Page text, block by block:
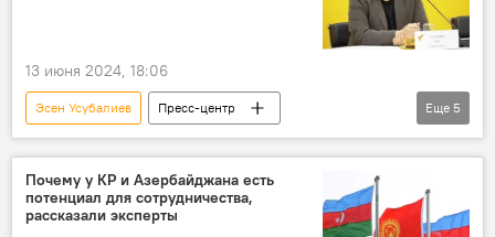
13 июня 2024, 18:06
Эсен Усубалиев
Пресс-центр
Центральная Азия
Россия
Китай
развитие
Еще 5
Почему у КР и Азербайджана есть
потенциал для сотрудничества,
рассказали эксперты